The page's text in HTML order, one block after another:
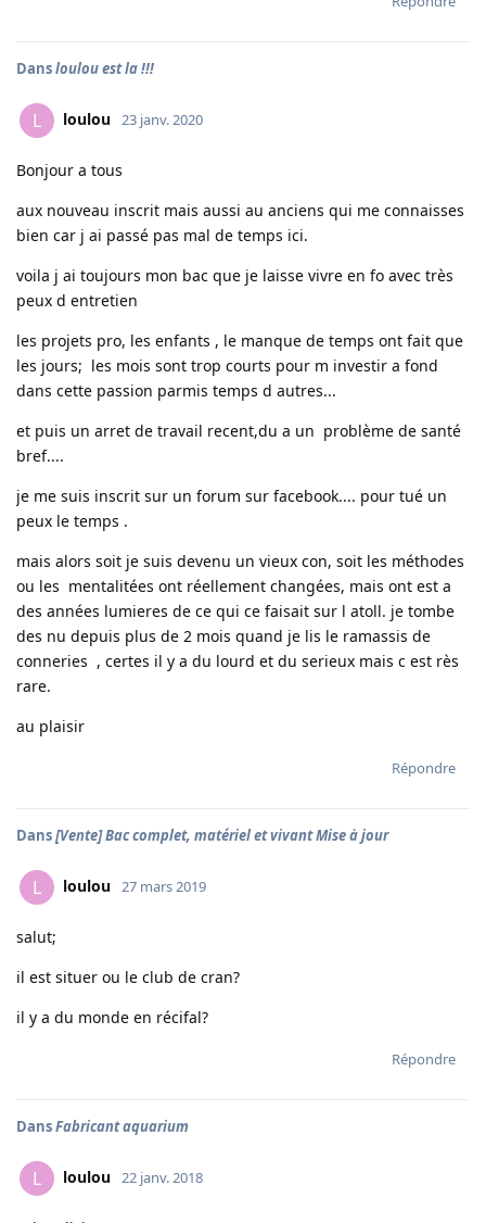
Dansloulou est la !!!
L loulou 23 janv. 2020
Bonjour a tous
aux nouveau inscrit mais aussi au anciens qui me connaisses
bien car j ai passé pas mal de temps ici.
voila j ai toujours mon bac que je laisse vivre en fo avec très
peux d entretien
les projets pro, les enfants , le manque de temps ont fait que
les jours; les mois sont trop courts pour m investir a fond
dans cette passion parmis temps d autres...
et puis un arret de travail recent,du a un problème de santé
bref....
je me suis inscrit sur un forum sur facebook.... pour tué un
peux le temps .
mais alors soit je suis devenu un vieux con, soit les méthodes
ou les mentalitées ont réellement changées, mais ont est a
des années lumieres de ce qui ce faisait sur l atoll. je tombe
des nu depuis plus de 2 mois quand je lis le ramassis de
conneries , certes il y a du lourd et du serieux mais c est rès
rare.
au plaisir
Répondre
Dans[Vente] Bac complet, matériel et vivant Mise à jour
L loulou 27 mars 2019
salut;
il est situer ou le club de cran?
il y a du monde en récifal?
Répondre
DansFabricant aquarium
L loulou 22 janv. 2018